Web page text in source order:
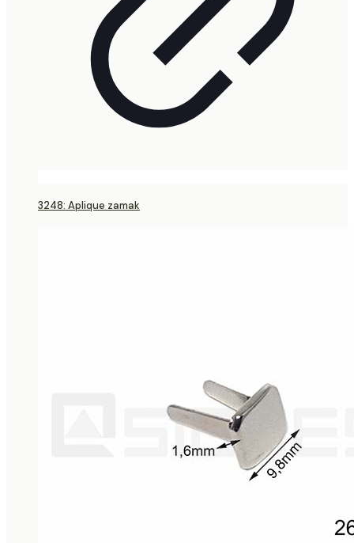
3248: Aplique zamak